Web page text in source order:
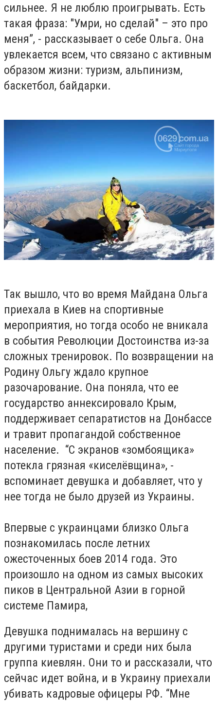
сильнее. Я не люблю проигрывать. Есть
такая фраза: "Умри, но сделай" – это про
меня”, - рассказывает о себе Ольга. Она
увлекается всем, что связано с активным
образом жизни: туризм, альпинизм,
баскетбол, байдарки.
Так вышло, что во время Майдана Ольга
приехала в Киев на спортивные
мероприятия, но тогда особо не вникала
в события Революции Достоинства из-за
сложных тренировок. По возвращении на
Родину Ольгу ждало крупное
разочарование. Она поняла, что ее
государство аннексировало Крым,
поддерживает сепаратистов на Донбассе
и травит пропагандой собственное
население. “С экранов «зомбоящика»
потекла грязная «киселёвщина», -
вспоминает девушка и добавляет, что у
нее тогда не было друзей из Украины.
Впервые с украинцами близко Ольга
познакомилась после летних
ожесточенных боев 2014 года. Это
произошло на одном из самых высоких
пиков в Центральной Азии в горной
системе Памира,
Девушка поднималась на вершину с
другими туристами и среди них была
группа киевлян. Они то и рассказали, что
сейчас идет война, и в Украину приехали
убивать кадровые офицеры РФ. “Мне